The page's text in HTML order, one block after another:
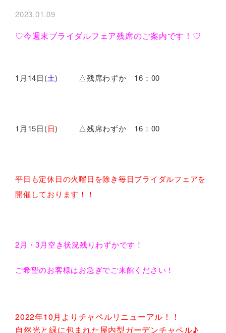
2023.01.09
♡今週末ブライダルフェア残席のご案内です！♡
1月14日(土) △残席わずか 16：00
1月15日(日) △残席わずか 16：00
平日も定休日の火曜日を除き毎日ブライダルフェアを
開催しております！！
2月・3月空き状況残りわずかです！
ご希望のお客様はお急ぎでご来館ください！
2022年10月よりチャペルリニューアル！！
自然光と緑に包まれた屋内型ガーデンチャペル♪